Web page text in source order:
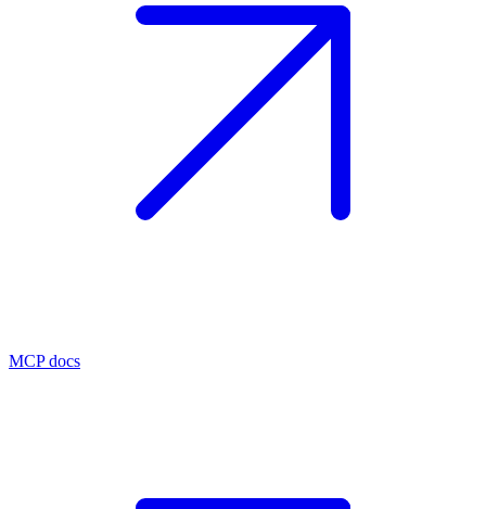
MCP docs